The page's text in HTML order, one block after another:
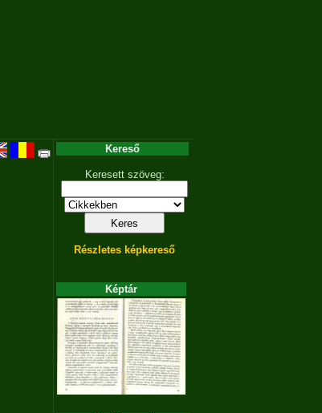
Kereső
Keresett szöveg:
Részletes képkereső
Képtár